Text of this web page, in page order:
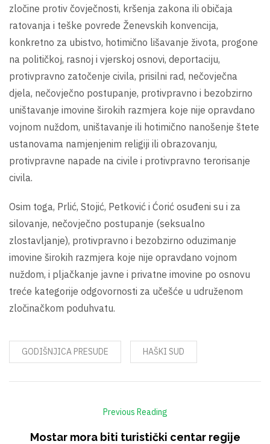
zločine protiv čovječnosti, kršenja zakona ili običaja
ratovanja i teške povrede Ženevskih konvencija,
konkretno za ubistvo, hotimično lišavanje života, progone
na političkoj, rasnoj i vjerskoj osnovi, deportaciju,
protivpravno zatočenje civila, prisilni rad, nečovječna
djela, nečovječno postupanje, protivpravno i bezobzirno
uništavanje imovine širokih razmjera koje nije opravdano
vojnom nuždom, uništavanje ili hotimično nanošenje štete
ustanovama namjenjenim religiji ili obrazovanju,
protivpravne napade na civile i protivpravno terorisanje
civila.
Osim toga, Prlić, Stojić, Petković i Ćorić osuđeni su i za
silovanje, nečovječno postupanje (seksualno
zlostavljanje), protivpravno i bezobzirno oduzimanje
imovine širokih razmjera koje nije opravdano vojnom
nuždom, i pljačkanje javne i privatne imovine po osnovu
treće kategorije odgovornosti za učešće u udruženom
zločinačkom poduhvatu.
GODIŠNJICA PRESUDE HAŠKI SUD
Previous Reading
Mostar mora biti turistički centar regije